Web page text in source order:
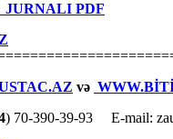
PDF
və
) 70-390-39-93 E-mail: